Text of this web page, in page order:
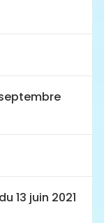
13 juin 2021